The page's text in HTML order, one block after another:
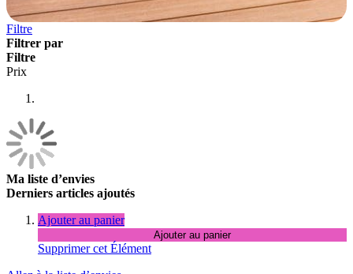
Filtre
Filtrer par
Filtre
Prix
Ma liste d’envies
Derniers articles ajoutés
Ajouter au panier
Ajouter au panier
Supprimer cet Élément